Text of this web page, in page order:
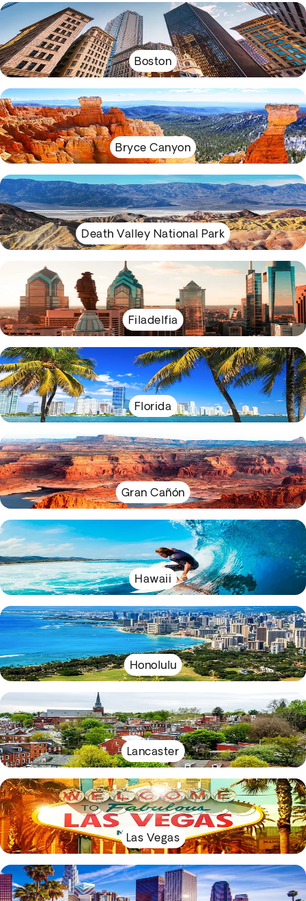
Boston
Bryce Canyon
Death Valley National Park
Filadelfia
Florida
Gran Cañón
Hawaii
Honolulu
Lancaster
Las Vegas